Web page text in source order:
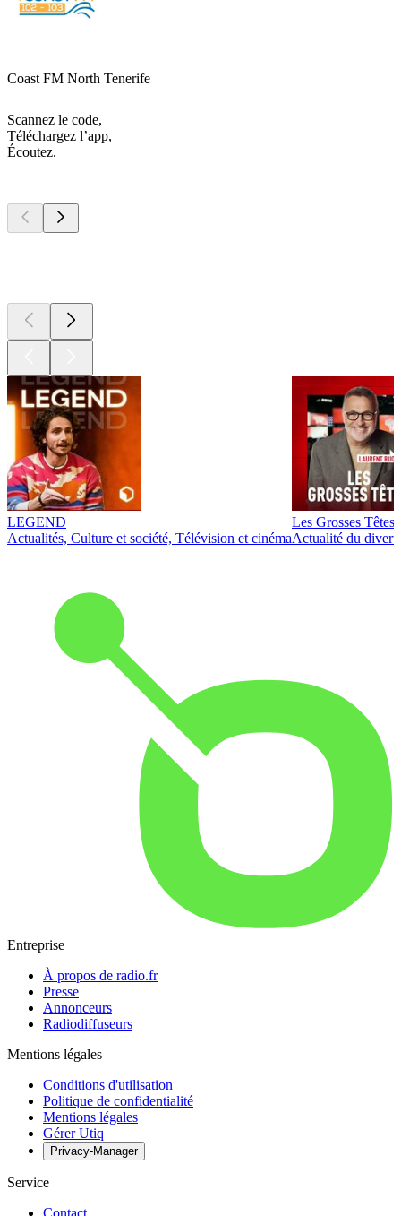
Coast FM North Tenerife
Scannez le code,
Téléchargez l’app,
Écoutez.
LEGEND
Actualités, Culture et société, Télévision et cinéma
Les Grosses Têtes
Actualité du
Entreprise
À propos de radio.fr
Presse
Annonceurs
Radiodiffuseurs
Mentions légales
Conditions d'utilisation
Politique de confidentialité
Mentions légales
Gérer Utiq
Privacy-Manager
Service
Contact